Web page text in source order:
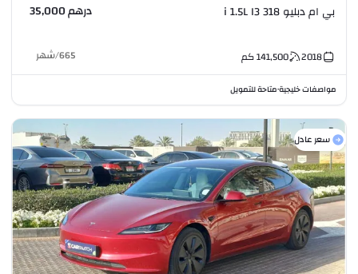
بي ام دبليو 318 i 1.5L I3 درهم 35,000
2018
141,500كم 665
/شهر
مواصفات خليجية•متاحة للتمويل
سعر عادل